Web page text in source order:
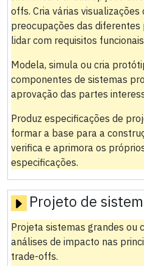
offs. Cria várias
preocupações das
lidar com requisitos
Modela, simula ou cria
componentes de sistemas
aprovação das partes
Produz especificações de
formar a base para a
verifica e aprimora os
especificações.
Projeto de
Projeta sistemas grandes ou
análises de impacto nas
trade-offs.